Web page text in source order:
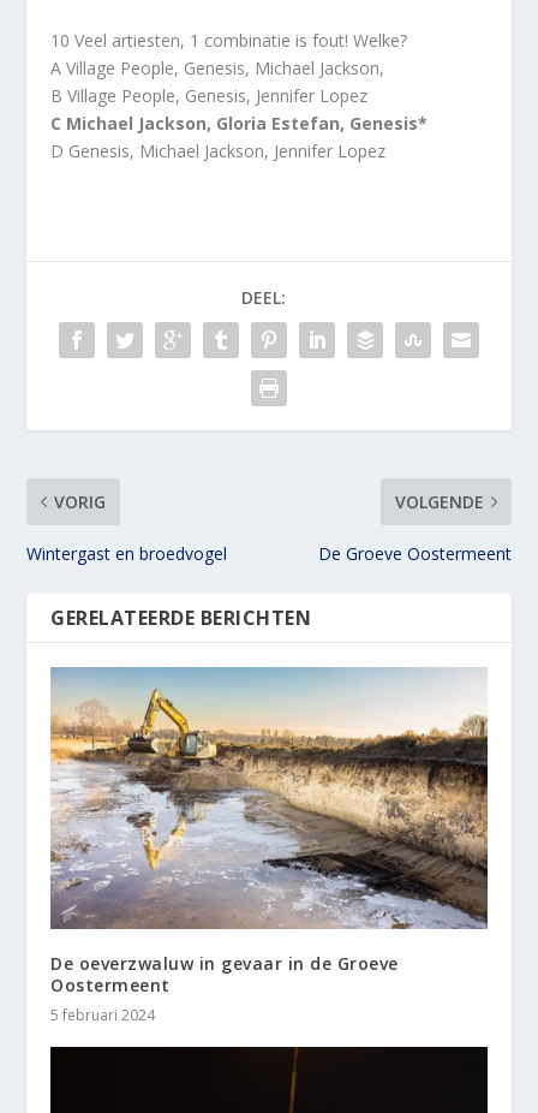
10 Veel artiesten, 1 combinatie is fout! Welke?
A Village People, Genesis, Michael Jackson,
B Village People, Genesis, Jennifer Lopez
C Michael Jackson, Gloria Estefan, Genesis*
D Genesis, Michael Jackson, Jennifer Lopez
DEEL:
VORIG
Wintergast en broedvogel
VOLGENDE
De Groeve Oostermeent
GERELATEERDE BERICHTEN
De oeverzwaluw in gevaar in de Groeve
Oostermeent
5 februari 2024